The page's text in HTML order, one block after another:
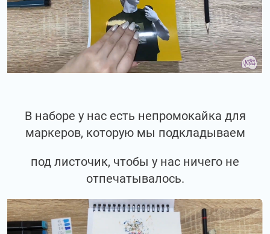
В наборе у нас есть непромокайка для
маркеров, которую мы подкладываем
под листочик, чтобы у нас ничего не
отпечатывалось.